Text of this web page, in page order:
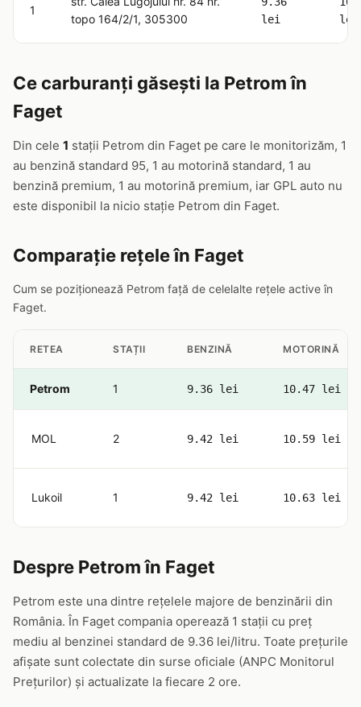
1
topo 164/2/1, 305300
lei
lei
Ce carburanți găsești la Petrom în
Faget
Din cele 1 stații Petrom din Faget pe care le monitorizăm, 1
au benzină standard 95, 1 au motorină standard, 1 au
benzină premium, 1 au motorină premium, iar GPL auto nu
este disponibil la nicio stație Petrom din Faget.
Comparație rețele în Faget
Cum se poziționează Petrom față de celelalte rețele active în
Faget.
RETEA STAȚII BENZINĂ MOTORINĂ
Petrom 1 9.36 lei 10.47 lei
MOL 2 9.42 lei 10.59 lei
Lukoil 1 9.42 lei 10.63 lei
Despre Petrom în Faget
Petrom este una dintre rețelele majore de benzinării din
România. În Faget compania operează 1 stații cu preț
mediu al benzinei standard de 9.36 lei/litru. Toate prețurile
afișate sunt colectate din surse oficiale (ANPC Monitorul
Prețurilor) și actualizate la fiecare 2 ore.